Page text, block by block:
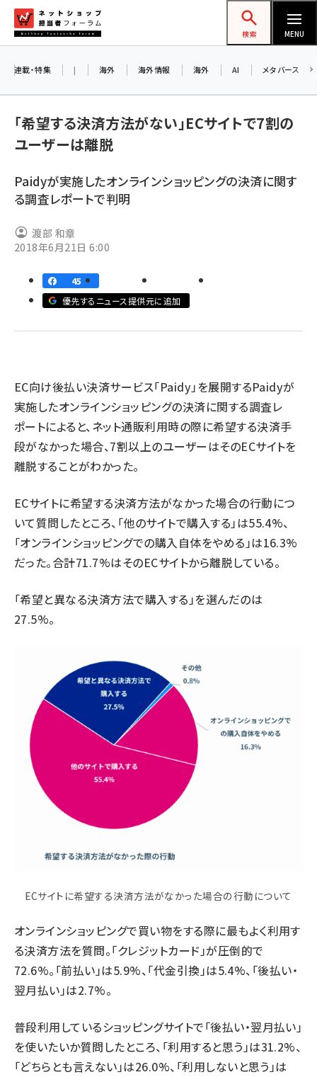
ン
ネットショップ担当者フォーラム
検索 MENU
yahoo (1908)
ecbeing (1211)
base (1084)
連載・特集 | 海外 海外情報 海外 AI メタバース
「希望する決済方法がない」ECサイトで7割の
ユーザーは離脱
Paidyが実施したオンラインショッピングの決済に関す
る調査レポートで判明
渡部 和章
2018年6月21日 6:00
45
優先するニュース提供元に追加
EC向け後払い決済サービス「Paidy」を展開するPaidyが
実施したオンラインショッピングの決済に関する調査レ
ポートによると、ネット通販利用時の際に希望する決済手
段がなかった場合、7割以上のユーザーはそのECサイトを
離脱することがわかった。
ECサイトに希望する決済方法がなかった場合の行動につ
いて質問したところ、「他のサイトで購入する」は55.4%、
「オンラインショッピングでの購入自体をやめる」は16.3%
だった。合計71.7%はそのECサイトから離脱している。
「希望と異なる決済方法で購入する」を選んだのは
27.5%。
ECサイトに希望する決済方法がなかった場合の行動について
オンラインショッピングで買い物をする際に最もよく利用す
る決済方法を質問。「クレジットカード」が圧倒的で
72.6%。「前払い」は5.9%、「代金引換」は5.4%、「後払い・
翌月払い」は2.7%。
普段利用しているショッピングサイトで「後払い・翌月払い」
を使いたいか質問したところ、「利用すると思う」は31.2%、
「どちらとも言えない」は26.0%、「利用しないと思う」は
お